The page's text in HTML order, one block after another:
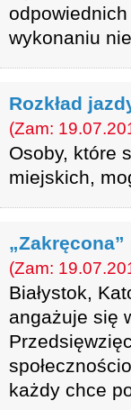
wykonaniu
Rozkład
(Zam:
Osoby, które
miejskich,
(Zam:
Białystok,
angażuje się
każdy chce